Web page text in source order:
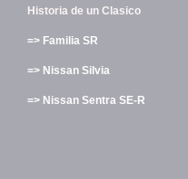
Historia de un Clasico
=> Familia SR
=> Nissan Silvia
=> Nissan Sentra SE-R